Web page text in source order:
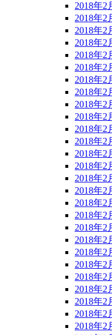
2018年2
2018年2
2018年2
2018年2
2018年2
2018年2
2018年2
2018年2
2018年2
2018年2
2018年2
2018年2
2018年2
2018年2
2018年2
2018年2
2018年2
2018年2
2018年2
2018年2
2018年2
2018年2
2018年2
2018年2
2018年2
2018年2
2018年2